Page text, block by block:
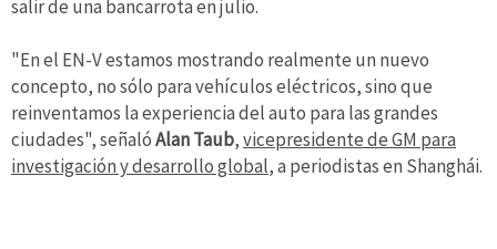
salir de una bancarrota en julio.
"En el EN-V estamos mostrando realmente un nuevo
concepto, no sólo para vehículos eléctricos, sino que
reinventamos la experiencia del auto para las grandes
ciudades", señalóAlan Taub,vicepresidente de GM para
investigación y desarrollo global, a periodistas en Shanghái.